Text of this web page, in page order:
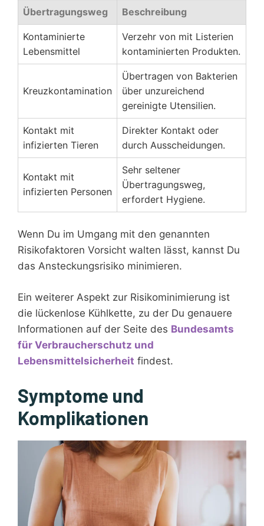
Übertragungsweg Beschreibung
Kontaminierte
Lebensmittel
Verzehr von mit Listerien
kontaminierten Produkten.
Kreuzkontamination
Übertragen von Bakterien
über unzureichend
gereinigte Utensilien.
Kontakt mit
infizierten Tieren
Direkter Kontakt oder
durch Ausscheidungen.
Kontakt mit
infizierten Personen
Sehr seltener
Übertragungsweg,
erfordert Hygiene.
Wenn Du im Umgang mit den genannten
Risikofaktoren Vorsicht walten lässt, kannst Du
das Ansteckungsrisiko minimieren.
Ein weiterer Aspekt zur Risikominimierung ist
die lückenlose Kühlkette, zu der Du genauere
Informationen auf der Seite des Bundesamts
für Verbraucherschutz und
Lebensmittelsicherheit findest.
Symptome und
Komplikationen